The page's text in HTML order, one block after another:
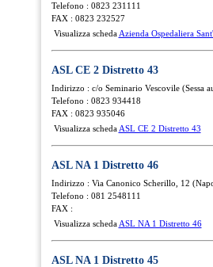
Telefono : 0823 231111
FAX : 0823 232527
Visualizza scheda Azienda Ospedaliera
ASL CE 2 Distretto 43
Indirizzo : c/o Seminario Vescovile (Sessa
Telefono : 0823 934418
FAX : 0823 935046
Visualizza scheda ASL CE 2 Distretto 43
ASL NA 1 Distretto 46
Indirizzo : Via Canonico Scherillo, 12
Telefono : 081 2548111
FAX :
Visualizza scheda ASL NA 1 Distretto 46
ASL NA 1 Distretto 45